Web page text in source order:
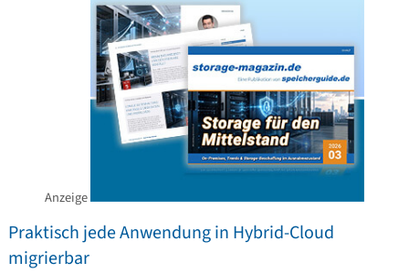
Anzeige
Praktisch jede Anwendung in Hybrid-Cloud
migrierbar